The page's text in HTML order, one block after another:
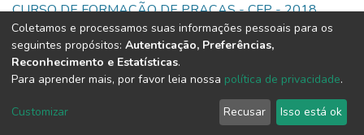
CURSO DE FORMAÇÃO DE PRAÇAS - CFP - 2018
Full item page
DSpace software copyright © 2002-2026 LYRASIS
Cookie
End User
Agreement
Send
Feedback
Coletamos e processamos suas informações pessoais para os
seguintes propósitos: Autenticação, Preferências,
Reconhecimento e Estatísticas.
Para aprender mais, por favor leia nossa política de privacidade.
Customizar Recusar Isso está ok